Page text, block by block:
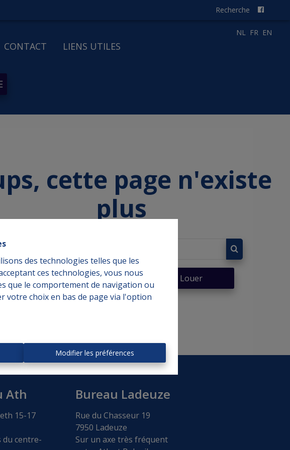
des technologies telles que les
ces technologies, vous nous
que le comportement de navigation ou
votre choix en bas de page via l'option
Modifier les préférences
Recherche
CONTACT LIENS UTILES
NL FR EN
cette page n'existe
plus
À acheter À Louer
Ath
15-17
du centre-
Bureau Ladeuze
Rue du Chasseur 19
7950 Ladeuze
Sur un axe très fréquent